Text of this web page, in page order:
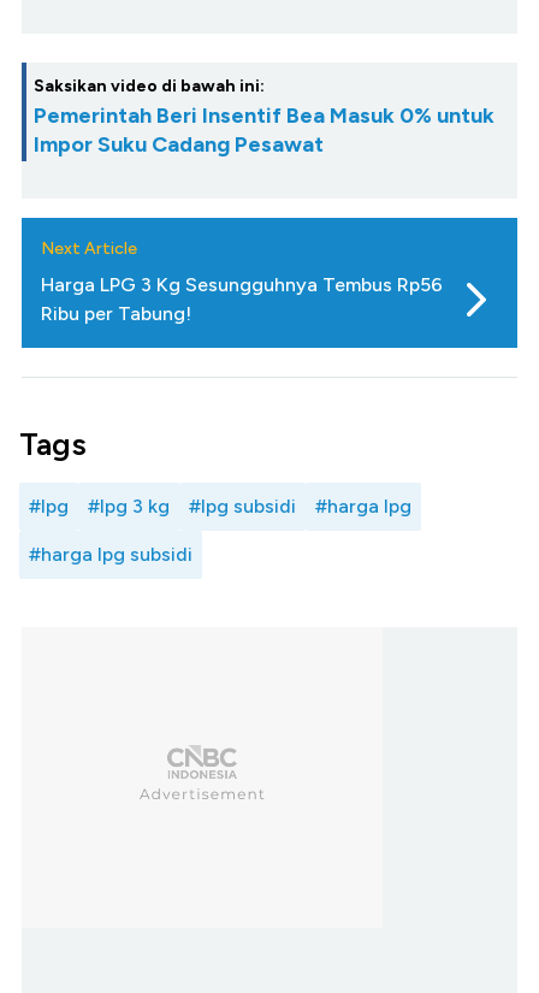
Saksikan video di bawah ini:
Pemerintah Beri Insentif Bea Masuk 0% untuk
Impor Suku Cadang Pesawat
Next Article
Harga LPG 3 Kg Sesungguhnya Tembus Rp56
Ribu per Tabung!
Tags
#lpg #lpg 3 kg #lpg subsidi #harga lpg
#harga lpg subsidi